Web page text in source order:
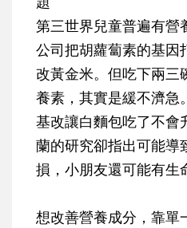
第三世界兒童普遍有營
公司把胡蘿蔔素的基因
改黃金米。但吃下兩三
養素，其實是緩不濟急
基改讓白麵包吃了不會
蘭的研究卻指出可能導
損，小朋友還可能有生
想改善營養成分，靠單